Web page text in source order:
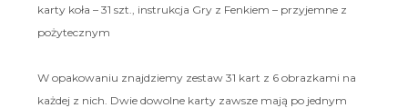
karty koła – 31 szt., instrukcja Gry z Fenkiem – przyjemne z
pożytecznym
W opakowaniu znajdziemy zestaw 31 kart z 6 obrazkami na
każdej z nich. Dwie dowolne karty zawsze mają po jednym